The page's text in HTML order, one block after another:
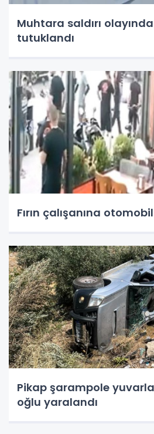
Muhtara saldırı
tutuklandı
Fırın çalışanına
Pikap şarampole
oğlu yaralandı